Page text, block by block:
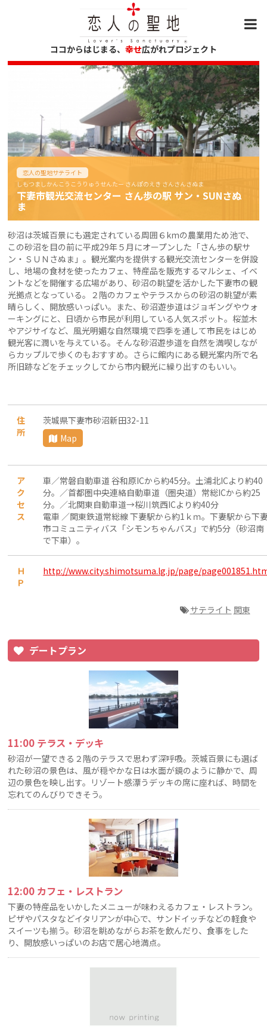
ココからはじまる、 幸せ広がれプロジェクト
恋人の聖地サテライト
しもつましかんこうこうりゅうせんたー さんぽのえき さんさんさぬま
下妻市観光交流センター さん歩の駅 サン・SUNさぬ
ま
砂沼は茨城百景にも選定されている周囲６kmの農業用ため池で、
この砂沼を目の前に平成29年５月にオープンした「さん歩の駅サ
ン・ＳＵＮさぬま」。観光案内を提供する観光交流センターを併設
し、地場の食材を使ったカフェ、特産品を販売するマルシェ、イベ
ントなどを開催する広場があり、砂沼の眺望を活かした下妻市の観
光拠点となっている。２階のカフェやテラスからの砂沼の眺望が素
晴らしく、開放感いっぱい。また、砂沼遊歩道はジョギングやウォ
ーキングにと、日頃から市民が利用している人気スポット。桜並木
やアジサイなど、風光明媚な自然環境で四季を通して市民をはじめ
観光客に潤いを与えている。そんな砂沼遊歩道を自然を満喫しなが
らカップルで歩くのもおすすめ。さらに館内にある観光案内所で名
所旧跡などをチェックしてから市内観光に繰り出すのもいい。
住
所
茨城県下妻市砂沼新田32-11
Map
ア
ク
セ
ス
車／常磐自動車道 谷和原ICから約45分。土浦北ICより約40
分。／首都圏中央連絡自動車道（圏央道）常総ICから約25
分。／北関東自動車道→桜川筑西ICより約40分
電車 ／関東鉄道常総線 下妻駅から約1ｋｍ。下妻駅から下
市コミュニティバス「シモンちゃんバス」で約5分（砂沼南
で下車）。
Ｈ
Ｐ
http://www.city.shimotsuma.lg.jp/page/
サテライト 関東
デートプラン
11:00 テラス・デッキ
砂沼が一望できる２階のテラスで思わず深呼吸。茨城百景にも選ば
れた砂沼の景色は、風が穏やかな日は水面が鏡のように静かで、周
辺の景色を映し出す。リゾート感漂うデッキの席に座れば、時間を
忘れてのんびりできそう。
12:00 カフェ・レストラン
下妻の特産品をいかしたメニューが味わえるカフェ・レストラン。
ピザやパスタなどイタリアンが中心で、サンドイッチなどの軽食や
スイーツも揃う。砂沼を眺めながらお茶を飲んだり、食事をした
り、開放感いっぱいのお店で居心地満点。